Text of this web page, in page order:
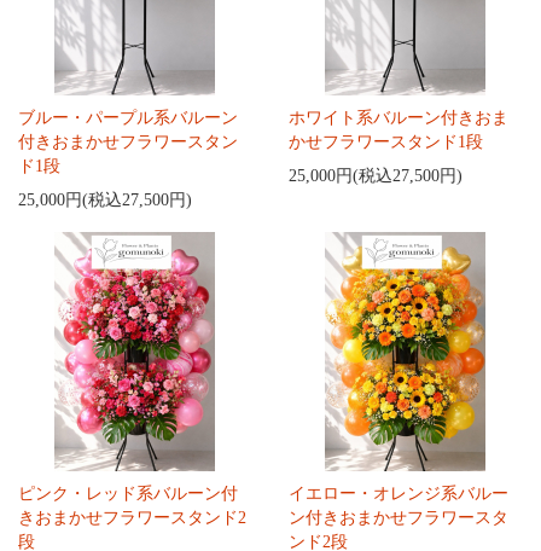
ブルー・パープル系バルーン
付きおまかせフラワースタン
ド1段
25,000円(税込27,500円)
ホワイト系バルーン付きおま
かせフラワースタンド1段
25,000円(税込27,500円)
ピンク・レッド系バルーン付
きおまかせフラワースタンド2
段
イエロー・オレンジ系バルー
ン付きおまかせフラワースタ
ンド2段